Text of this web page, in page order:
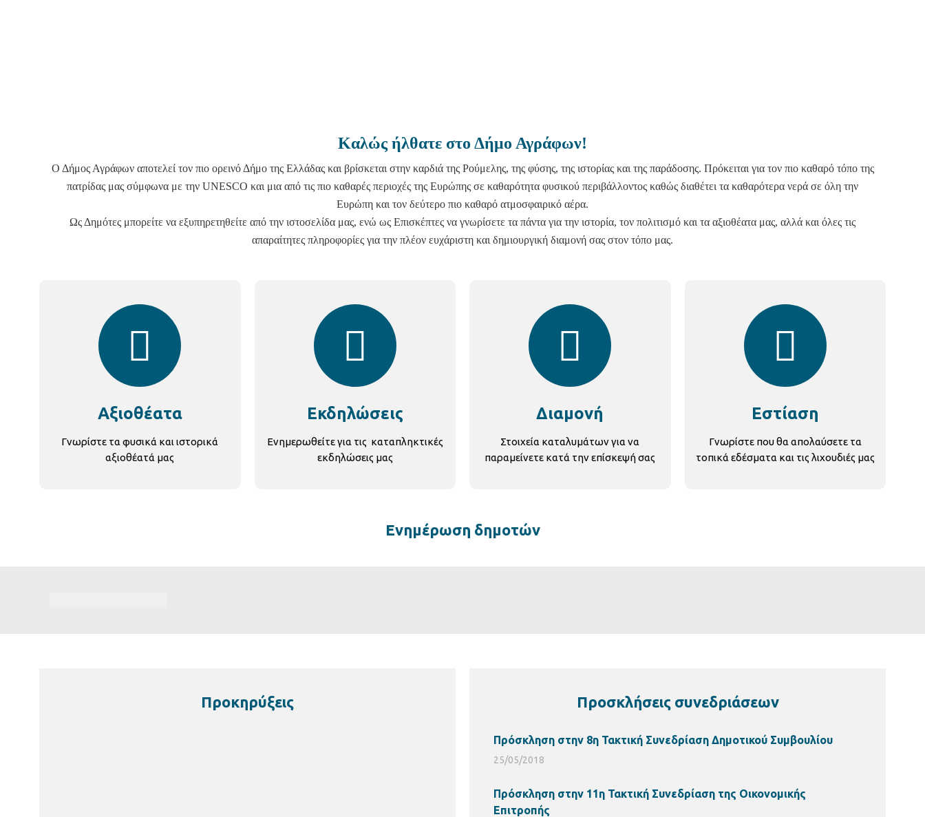
Καλώς ήλθατε στο Δήμο Αγράφων!
Ο Δήμος Αγράφων αποτελεί τον πιο ορεινό Δήμο της Ελλάδας και βρίσκεται στην καρδιά της Ρούμελης, της φύσης, της ιστορίας και της παράδοσης. Πρόκειται για τον πιο καθαρό τόπο της
πατρίδας μας σύμφωνα με την UNESCO και μια από τις πιο καθαρές περιοχές της Ευρώπης σε καθαρότητα φυσικού περιβάλλοντος καθώς διαθέτει τα καθαρότερα νερά σε όλη την
Ευρώπη και τον δεύτερο πιο καθαρό ατμοσφαιρικό αέρα.
Ως Δημότες μπορείτε να εξυπηρετηθείτε από την ιστοσελίδα μας, ενώ ως Επισκέπτες να γνωρίσετε τα πάντα για την ιστορία, τον πολιτισμό και τα αξιοθέατα μας, αλλά και όλες τις
απαραίτητες πληροφορίες για την πλέον ευχάριστη και δημιουργική διαμονή σας στον τόπο μας.
Αξιοθέατα
Γνωρίστε τα φυσικά και ιστορικά
αξιοθέατά μας
Εκδηλώσεις
Ενημερωθείτε για τις καταπληκτικές
εκδηλώσεις μας
Διαμονή
Στοιχεία καταλυμάτων για να
παραμείνετε κατά την επίσκεψή σας
Εστίαση
Γνωρίστε που θα απολαύσετε τα
τοπικά εδέσματα και τις λιχουδιές μας
Ενημέρωση δημοτών
Προκηρύξεις Προσκλήσεις συνεδριάσεων
Πρόσκληση στην 8η Τακτική Συνεδρίαση Δημοτικού Συμβουλίου
25/05/2018
Πρόσκληση στην 11η Τακτική Συνεδρίαση της Οικονομικής
Επιτροπής